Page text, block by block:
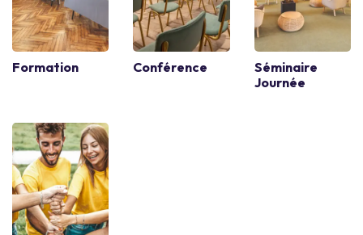
Formation Conférence
Séminaire
Journée